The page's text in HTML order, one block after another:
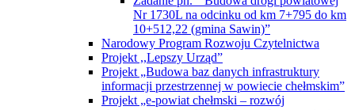
Nr 1730L na odcinku od km 7+795 do km
10+512,22 (gmina Sawin)”
Narodowy Program Rozwoju Czytelnictwa
Projekt ,,Lepszy Urząd”
Projekt „Budowa baz danych infrastruktury
informacji przestrzennej w powiecie chełmskim”
Projekt „e-powiat chełmski – rozwój